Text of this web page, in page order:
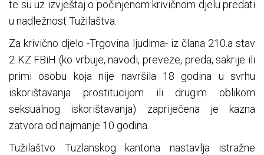
te su uz izvještaj o počinjenom krivičnom djelu predati
u nadležnost Tužilaštva.
Za krivično djelo -Trgovina ljudima- iz člana 210.a stav
2 KZ FBiH (ko vrbuje, navodi, preveze, preda, sakrije ili
primi osobu koja nije navršila 18 godina u svrhu
iskorištavanja prostitucijom ili drugim oblikom
seksualnog iskorištavanja) zapriječena je kazna
zatvora od najmanje 10 godina.
Tužilaštvo Tuzlanskog kantona nastavlja istražne